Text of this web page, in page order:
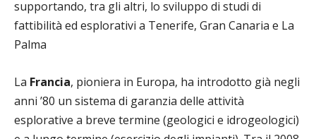
supportando, tra gli altri, lo sviluppo di studi di
fattibilità ed esplorativi a Tenerife, Gran Canaria e La
Palma
La Francia, pioniera in Europa, ha introdotto già negli
anni ’80 un sistema di garanzia delle attività
esplorative a breve termine (geologici e idrogeologici)